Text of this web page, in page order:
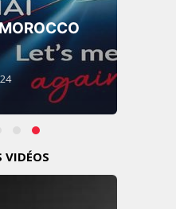
VIDÉOS